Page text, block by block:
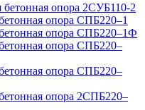
бетонная опора 2СУБ110-2
опора СПБ220–1
опора СПБ220–1Ф
опора СПБ220–
опора СПБ220–
опора 2СПБ220–